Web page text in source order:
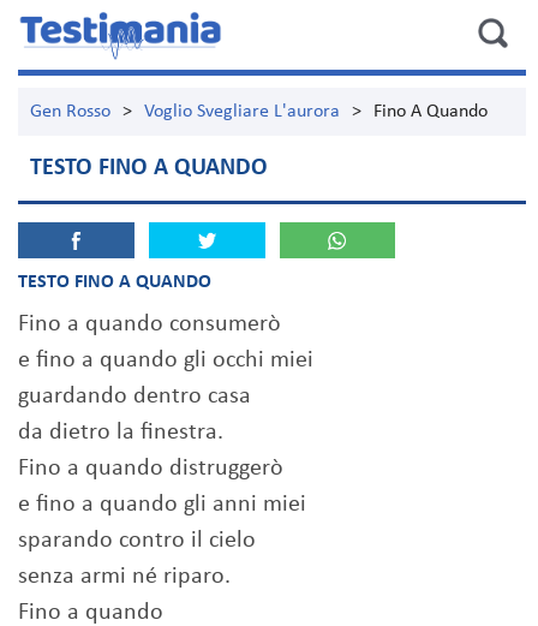
Gen Rosso > Voglio Svegliare L'aurora > Fino A Quando
TESTO FINO A QUANDO
TESTO FINO A QUANDO
Fino a quando consumerò
e fino a quando gli occhi miei
guardando dentro casa
da dietro la finestra.
Fino a quando distruggerò
e fino a quando gli anni miei
sparando contro il cielo
senza armi né riparo.
Fino a quando